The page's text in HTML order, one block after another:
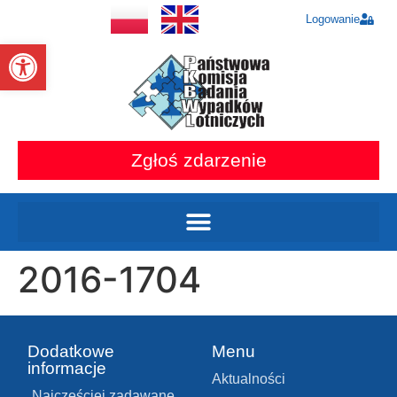
Otwórz pasek narzędzi
Logowanie
Zgłoś zdarzenie
2016-1704
Dodatkowe
informacje
Menu
Aktualności